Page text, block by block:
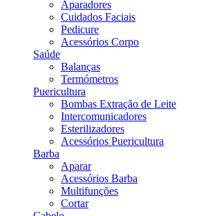
Aparadores
Cuidados Faciais
Pedicure
Acessórios Corpo
Saúde
Balanças
Termómetros
Puericultura
Bombas Extração de Leite
Intercomunicadores
Esterilizadores
Acessórios Puericultura
Barba
Aparar
Acessórios Barba
Multifunções
Cortar